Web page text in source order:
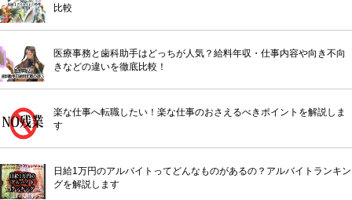
比較
医療事務と歯科助手はどっちが人気？給料年収・仕事内容や向き不向
きなどの違いを徹底比較！
楽な仕事へ転職したい！楽な仕事のおさえるべきポイントを解説しま
す
日給1万円のアルバイトってどんなものがあるの？アルバイトランキン
グを解説します